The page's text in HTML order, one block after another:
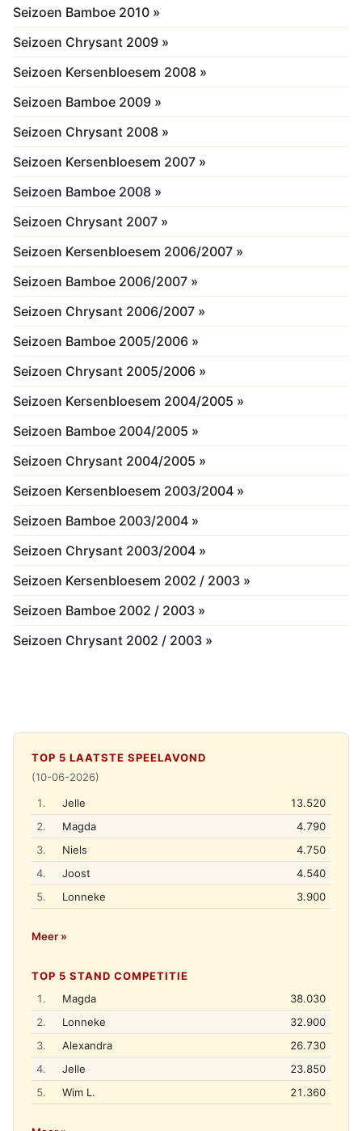
Seizoen Bamboe 2010 »
Seizoen Chrysant 2009 »
Seizoen Kersenbloesem 2008 »
Seizoen Bamboe 2009 »
Seizoen Chrysant 2008 »
Seizoen Kersenbloesem 2007 »
Seizoen Bamboe 2008 »
Seizoen Chrysant 2007 »
Seizoen Kersenbloesem 2006/2007 »
Seizoen Bamboe 2006/2007 »
Seizoen Chrysant 2006/2007 »
Seizoen Bamboe 2005/2006 »
Seizoen Chrysant 2005/2006 »
Seizoen Kersenbloesem 2004/2005 »
Seizoen Bamboe 2004/2005 »
Seizoen Chrysant 2004/2005 »
Seizoen Kersenbloesem 2003/2004 »
Seizoen Bamboe 2003/2004 »
Seizoen Chrysant 2003/2004 »
Seizoen Kersenbloesem 2002 / 2003 »
Seizoen Bamboe 2002 / 2003 »
Seizoen Chrysant 2002 / 2003 »
TOP 5 LAATSTE SPEELAVOND
(10-06-2026)
1.
Jelle
13.520
2.
Magda
4.790
3.
Niels
4.750
4.
Joost
4.540
5.
Lonneke 3.900
Meer »
TOP 5 STAND COMPETITIE
1.
Magda
38.030
2.
Lonneke
32.900
3.
Alexandra
26.730
4.
Jelle
23.850
5.
Wim L. 21.360